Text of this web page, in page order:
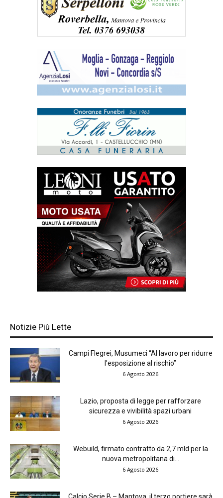
Notizie Più Lette
Campi Flegrei, Musumeci “Al lavoro per ridurre
l’esposizione al rischio”
6 Agosto 2026
Lazio, proposta di legge per rafforzare
sicurezza e vivibilità spazi urbani
6 Agosto 2026
Webuild, firmato contratto da 2,7 mld per la
nuova metropolitana di...
6 Agosto 2026